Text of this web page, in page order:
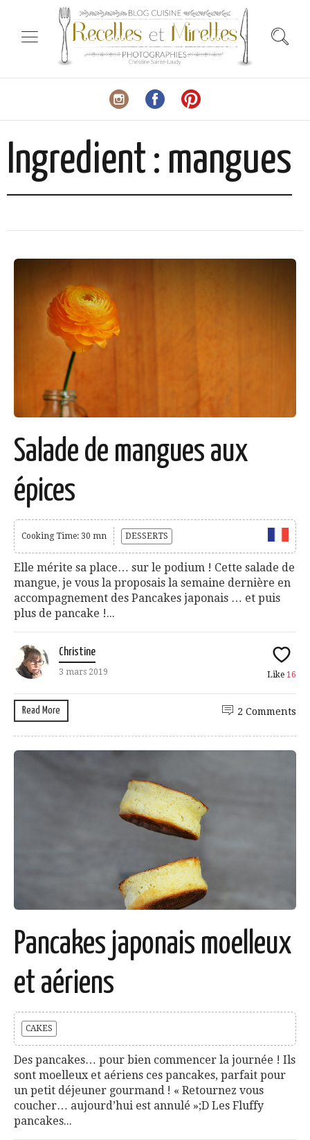
Ingredient : mangues
Salade de mangues aux
épices
Cooking Time: 30 mn DESSERTS
Elle mérite sa place… sur le podium ! Cette salade de
mangue, je vous la proposais la semaine dernière en
accompagnement des Pancakes japonais … et puis
plus de pancake !...
Christine
3 mars 2019 Like 16
Read More 2 Comments
Pancakes japonais moelleux
et aériens
CAKES
Des pancakes… pour bien commencer la journée ! Ils
sont moelleux et aériens ces pancakes, parfait pour
un petit déjeuner gourmand ! « Retournez vous
coucher… aujourd’hui est annulé »;D Les Fluffy
pancakes...